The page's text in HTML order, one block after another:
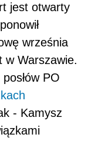
jest otwarty
września
w Warszawie.
PO
- Kamysz